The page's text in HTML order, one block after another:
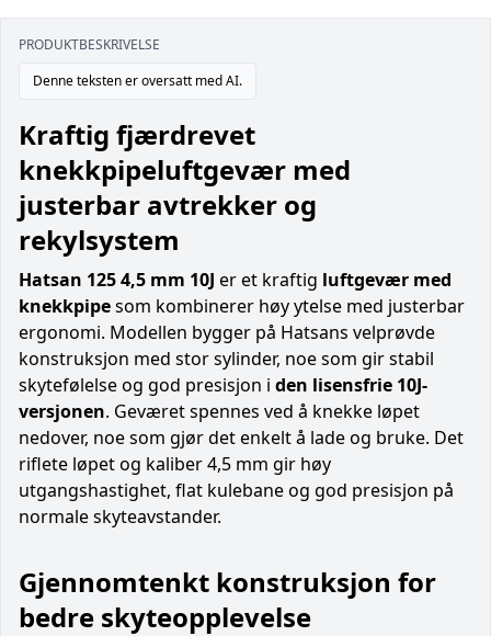
PRODUKTBESKRIVELSE
Denne teksten er oversatt med AI.
Kraftig fjærdrevet
knekkpipeluftgevær med
justerbar avtrekker og
rekylsystem
Hatsan 125 4,5 mm 10J er et kraftig luftgevær med
knekkpipesom kombinerer høy ytelse med justerbar
ergonomi. Modellen bygger på Hatsans velprøvde
konstruksjon med stor sylinder, noe som gir stabil
skytefølelse og god presisjon i den lisensfrie 10J-
versjonen. Geværet spennes ved å knekke løpet
nedover, noe som gjør det enkelt å lade og bruke. Det
riflete løpet og kaliber 4,5 mm gir høy
utgangshastighet, flat kulebane og god presisjon på
normale skyteavstander.
Gjennomtenkt konstruksjon for
bedre skyteopplevelse